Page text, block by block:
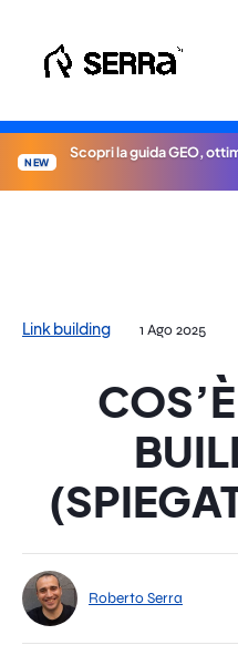
contenuto
NEW
Scopri la guida GEO,
Link building 1 Ago 2025
Roberto Serra